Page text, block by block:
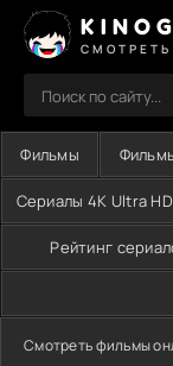
Фильмы
Сериалы 4K Ultra HD
Рейтинг
Смотреть фильмы